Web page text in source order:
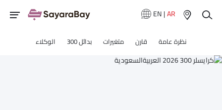
EN|AR
نظرة عامة قارن متغيرات بدائل 300 الوكلاء